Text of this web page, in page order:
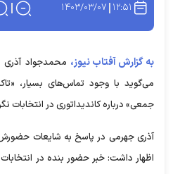
۱۲:۵۱ ۱۴۰۳/۰۳/۰۷
به گزارش آفتاب نیوز، محمدجواد آذری
می‌گوید با وجود تماس‌های بسیار،
جمعی» درباره کاندیداتوری در انتخابات
آذری جهرمی در پاسخ به شایعات حضورش
اظهار داشت: خبر حضور بنده در انتخابات